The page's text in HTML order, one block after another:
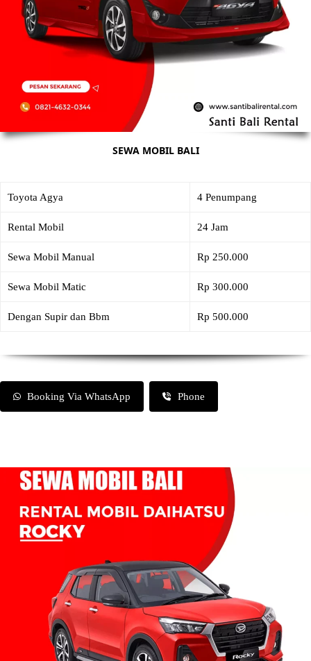
SEWA MOBIL BALI
Toyota Agya 4 Penumpang
Rental Mobil 24 Jam
Sewa Mobil Manual Rp 250.000
Sewa Mobil Matic Rp 300.000
Dengan Supir dan Bbm Rp 500.000
Booking Via WhatsApp Phone